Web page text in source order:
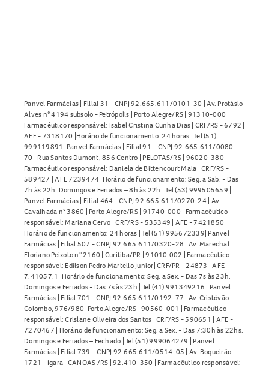
Panvel Farmácias | Filial 31 - CNPJ 92.665.611/0101-30 | Av. Protásio
Alves n° 4194 subsolo - Petrópolis | Porto Alegre/RS | 91310-000 |
Farmacêutico responsável: Isabel Cristina Cunha Dias | CRF/RS - 6792 |
AFE - 7318170 |Horário de funcionamento: 24 horas | Tel (51)
999119891| Panvel Farmácias | Filial 91 – CNPJ 92.665.611/0080-
70 | Rua Santos Dumont, 856 Centro | PELOTAS/RS | 96020-380 |
Farmacêutico responsável: Daniela de Bittencourt Maia | CRF/RS -
589427 | AFE 7239474 |Horário de funcionamento: Seg. a Sab. - Das
7h às 22h. Domingos e Feriados – 8h às 22h | Tel (53) 999505659 |
Panvel Farmácias | Filial 464 - CNPJ 92.665.611/0270-24 | Av.
Cavalhada n° 3860 | Porto Alegre/RS | 91740-000 | Farmacêutico
responsável: Mariana Cervo | CRF/RS - 535349 | AFE - 7421850 |
Horário de funcionamento: 24 horas | Tel (51) 995672339| Panvel
Farmácias | Filial 507 - CNPJ 92.665.611/0320-28 | Av. Marechal
Floriano Peixoto n° 2160 | Curitiba/PR | 91010.002 | Farmacêutico
responsável: Edilson Pedro Martello Junior| CRF/PR - 24873 | AFE -
7.41057.1| Horário de funcionamento: Seg. a Sex. - Das 7s às 23h.
Domingos e Feriados - Das 7s às 23h | Tel (41) 991349216 | Panvel
Farmácias | Filial 701 - CNPJ 92.665.611/0192-77 | Av. Cristóvão
Colombo, 976/980| Porto Alegre/RS | 90560-001 | Farmacêutico
responsável: Crislane Oliveira dos Santos | CRF/RS - 590651 | AFE -
7270467 | Horário de funcionamento: Seg. a Sex. - Das 7:30h às 22hs.
Domingos e Feriados – Fechado | Tel (51) 999064279 | Panvel
Farmácias | Filial 739 – CNPJ 92.665.611/0514-05 | Av. Boqueirão –
1721 - Igara | CANOAS /RS | 92.410-350 | Farmacêutico responsável: